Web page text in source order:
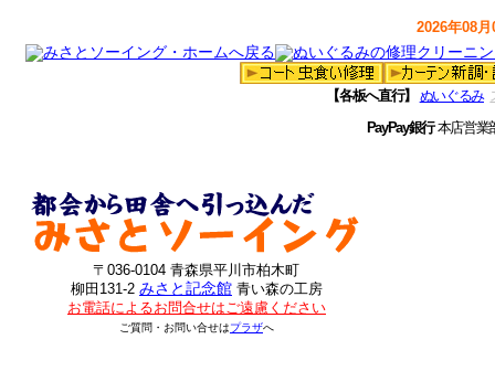
2026年08
【各板へ直行】 ぬいぐるみ
PayPay銀行本店営
〒036-0104 青森県平川市柏木町
柳田131-2 みさと記念館 青い森の工房
お電話によるお問合せはご遠慮ください
ご質問・お問い合せはプラザへ